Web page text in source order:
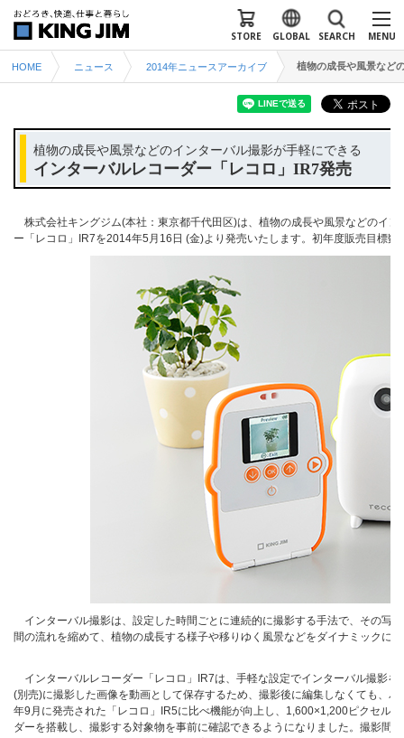
MENU
SEARCH
GLOBAL
STORE
HOME ニュース 2014年ニュースアーカイブ 植物の成長や風景など
植物の成長や風景などのインターバル撮影が手軽にできる
インターバルレコーダー「レコロ」IR7発売
株式会社キングジム(本社：東京都千代田区)は、植物の成長や風景などのイ
ー「レコロ」IR7を2014年5月16日 (金)より発売いたします。初年度販売目標数
インターバル撮影は、設定した時間ごとに連続的に撮影する手法で、その写
間の流れを縮めて、植物の成長する様子や移りゆく風景などをダイナミックに
インターバルレコーダー「レコロ」IR7は、手軽な設定でインターバル撮影
(別売)に撮影した画像を動画として保存するため、撮影後に編集しなくても、
年9月に発売された「レコロ」IR5に比べ機能が向上し、1,600×1,200ピクセル
ダーを搭載し、撮影する対象物を事前に確認できるようになりました。撮影間